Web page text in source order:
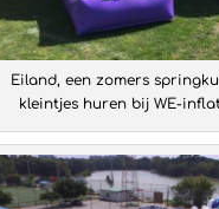
Eiland, een zomers
kleintjes huren bij WE-